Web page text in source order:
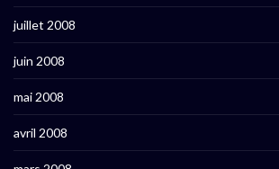
juillet 2008
juin 2008
mai 2008
avril 2008